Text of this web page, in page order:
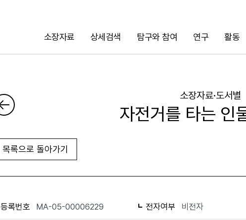
소장자료 상세검색 탐구와 참여 연구 활동
검색
소장자료·도서별
자전거를 타는 인
목록으로 돌아가기
등록번호 MA-05-00006229 전자여부 비전자